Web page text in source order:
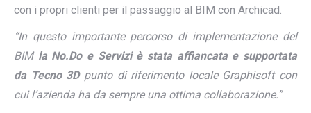
con i propri clienti per il passaggio al BIM con Archicad.
“In questo importante percorso di implementazione del
BIM la No.Do e Servizi è stata affiancata e supportata
da Tecno 3Dpunto di riferimento locale Graphisoft con
cui l’azienda ha da sempre una ottima collaborazione.”